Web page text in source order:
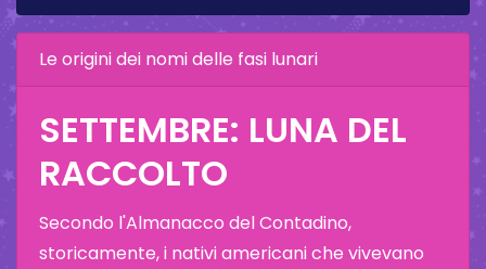
Le origini dei nomi delle fasi lunari
SETTEMBRE: LUNA DEL
RACCOLTO
Secondo l'Almanacco del Contadino,
storicamente, i nativi americani che vivevano